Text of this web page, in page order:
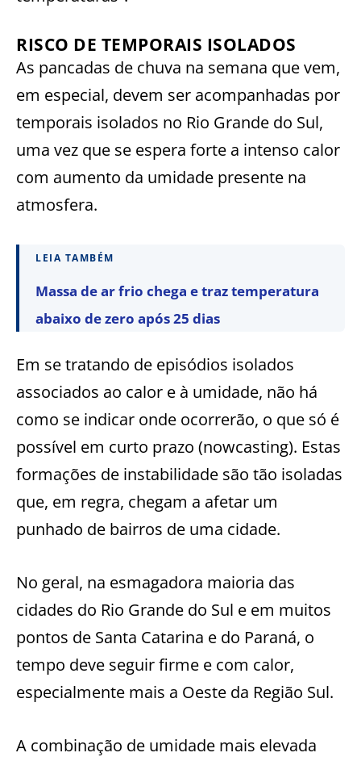
RISCO DE TEMPORAIS ISOLADOS
As pancadas de chuva na semana que vem,
em especial, devem ser acompanhadas por
temporais isolados no Rio Grande do Sul,
uma vez que se espera forte a intenso calor
com aumento da umidade presente na
atmosfera.
LEIA TAMBÉM
Massa de ar frio chega e traz temperatura
abaixo de zero após 25 dias
Em se tratando de episódios isolados
associados ao calor e à umidade, não há
como se indicar onde ocorrerão, o que só é
possível em curto prazo (nowcasting). Estas
formações de instabilidade são tão isoladas
que, em regra, chegam a afetar um
punhado de bairros de uma cidade.
No geral, na esmagadora maioria das
cidades do Rio Grande do Sul e em muitos
pontos de Santa Catarina e do Paraná, o
tempo deve seguir firme e com calor,
especialmente mais a Oeste da Região Sul.
A combinação de umidade mais elevada